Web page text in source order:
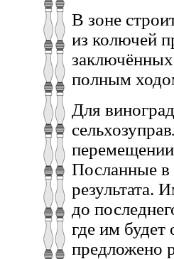
В зоне
из колючей
полным
Для
Посланные в
результата.
до
где им
предложено